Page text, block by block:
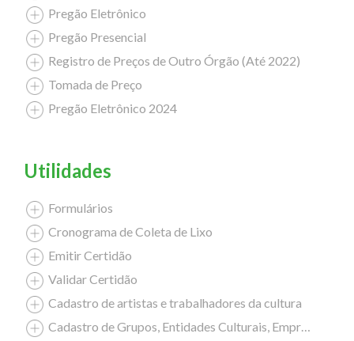
Pregão Eletrônico
Pregão Presencial
Registro de Preços de Outro Órgão (Até 2022)
Tomada de Preço
Pregão Eletrônico 2024
Utilidades
Formulários
Cronograma de Coleta de Lixo
Emitir Certidão
Validar Certidão
Cadastro de artistas e trabalhadores da cultura
Cadastro de Grupos, Entidades Culturais, Empresas Culturais